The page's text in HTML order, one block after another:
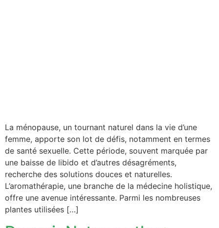
La ménopause, un tournant naturel dans la vie d’une
femme, apporte son lot de défis, notamment en termes
de santé sexuelle. Cette période, souvent marquée par
une baisse de libido et d’autres désagréments,
recherche des solutions douces et naturelles.
L’aromathérapie, une branche de la médecine holistique,
offre une avenue intéressante. Parmi les nombreuses
plantes utilisées […]